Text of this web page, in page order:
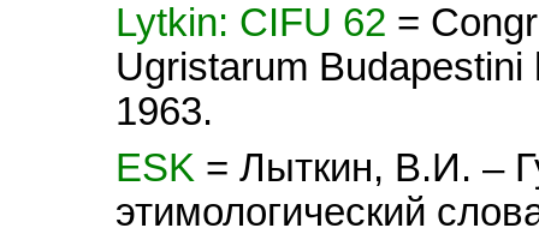
Lytkin: CIFU 62 =
Ugristarum
1963.
ESK = Лыткин, В.И. –
этимологический